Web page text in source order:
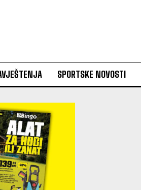
SPORTSKE NOVOSTI